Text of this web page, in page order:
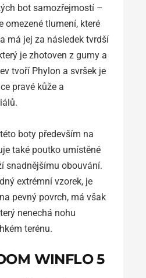
bot samozřejmostí –
omezené tlumení, které
má jej za následek tvrdší
je zhotoven z gumy a
tvoří Phylon a svršek je
pravé kůže a
boty především na
také poutko umístěné
snadnějšímu obouvání.
extrémní vzorek, je
pevný povrch, má však
nenechá nohu
terénu.
WINFLO 5